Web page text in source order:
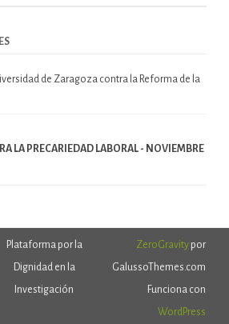
de Zaragoza contra la Reforma de la
LA PRECARIEDAD LABORAL - NOVIEMBRE
Plataforma por la
Dignidad en la
Investigación
ZeroGravitypor
GalussoThemes.com
Funciona con
WordPress